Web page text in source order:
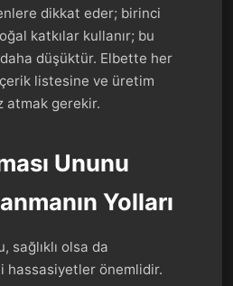
dikkat eder; birinci
katkılar kullanır; bu
düşüktür. Elbette her
listesine ve üretim
atmak gerekir.
Ununu
Yolları
sağlıklı olsa da
hassasiyetler önemlidir.